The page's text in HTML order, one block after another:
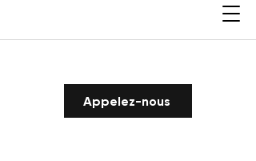
Appelez-nous